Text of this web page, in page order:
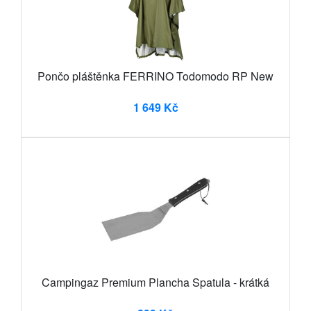
Pončo pláštěnka FERRINO Todomodo RP New
1 649 Kč
Campingaz Premium Plancha Spatula - krátká